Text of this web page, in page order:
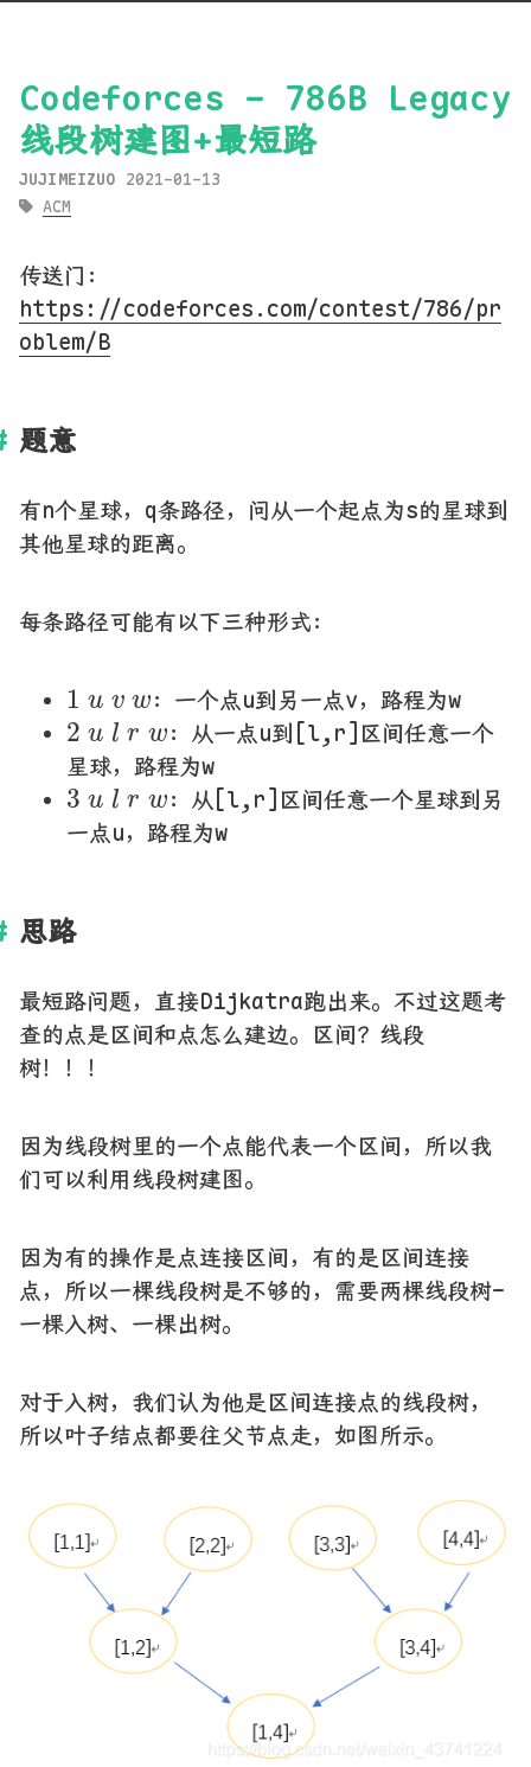
Codeforces - 786B Legacy
线段树建图+最短路
JUJIMEIZUO 2021-01-13
ACM
传送门：
https://codeforces.com/contest/786/pr
oblem/B
题意
有n个星球，q条路径，问从一个起点为s的星球到
其他星球的距离。
每条路径可能有以下三种形式：
1 u v w
1 uvw ：一个点u到另一点v，路程为w
2 u l r w
2 ulrw
：从一点u到[l,r]区间任意一个
星球，路程为w
3 u l r w
3ulrw
：从[l,r]区间任意一个星球到另
一点u，路程为w
思路
最短路问题，直接Dijkatra跑出来。不过这题考
查的点是区间和点怎么建边。区间？线段
树！！！
因为线段树里的一个点能代表一个区间，所以我
们可以利用线段树建图。
因为有的操作是点连接区间，有的是区间连接
点，所以一棵线段树是不够的，需要两棵线段树-
一棵入树、一棵出树。
对于入树，我们认为他是区间连接点的线段树，
所以叶子结点都要往父节点走，如图所示。